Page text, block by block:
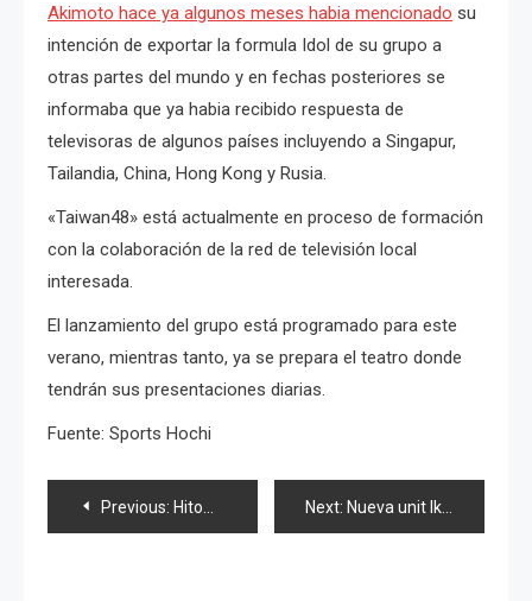
Akimoto hace ya algunos meses habia mencionado su
intención de exportar la formula Idol de su grupo a
otras partes del mundo y en fechas posteriores se
informaba que ya habia recibido respuesta de
televisoras de algunos países incluyendo a Singapur,
Tailandia, China, Hong Kong y Rusia.
«Taiwan48» está actualmente en proceso de formación
con la colaboración de la red de televisión local
interesada.
El lanzamiento del grupo está programado para este
verano, mientras tanto, ya se prepara el teatro donde
tendrán sus presentaciones diarias.
Fuente: Sports Hochi
Navegación
Previous: Hitomi Yoshizawa, lugar 31 de celebridades en Maratón Next: Nueva unit Ikemen, «L.A.F.U.»